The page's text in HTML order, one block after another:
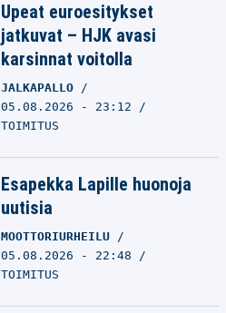
Upeat euroesitykset
jatkuvat – HJK avasi
karsinnat voitolla
JALKAPALLO
05.08.2026 - 23:12
TOIMITUS
Esapekka Lapille huonoja
uutisia
MOOTTORIURHEILU
05.08.2026 - 22:48
TOIMITUS